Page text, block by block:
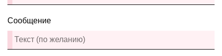
Сообщение